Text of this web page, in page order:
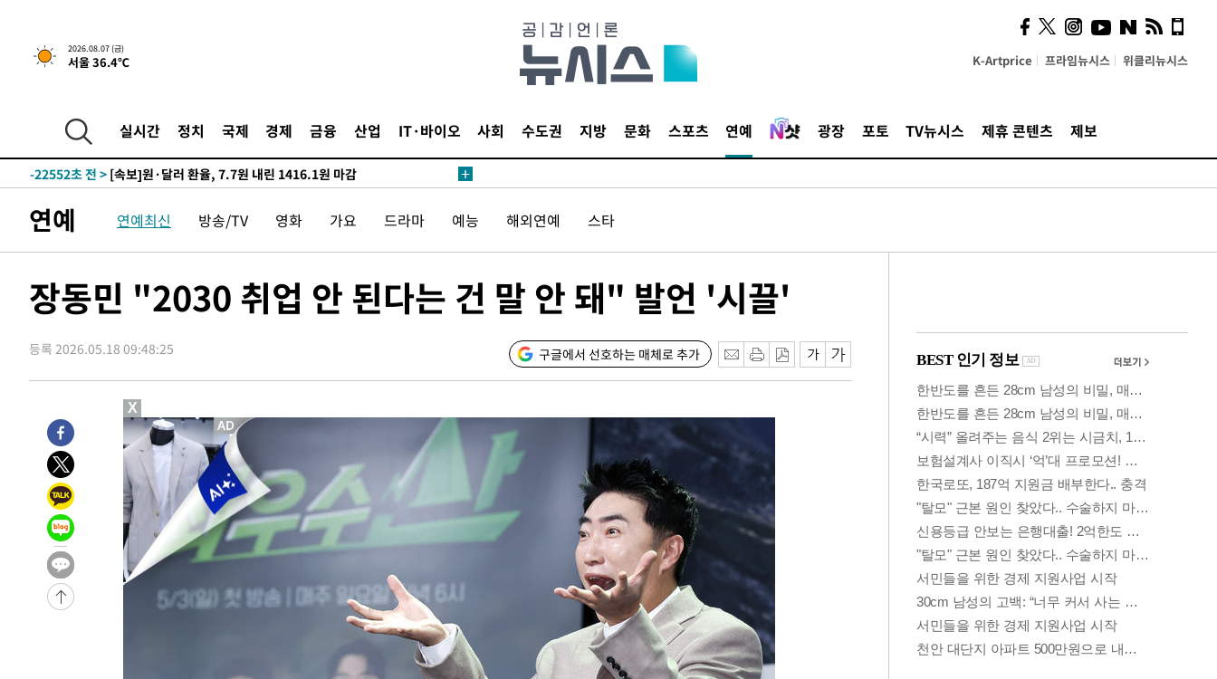
2026.08.07 (금)
서울 36.4℃ K-Artprice 프라임뉴시스 위클리뉴시스
실시간 정치 국제 경제 금융 산업 IT·바이오 사회 수도권 지방 문화 스포츠 연예 광장 포토 TV뉴시스 제휴 콘텐츠 제보
-26776초 전 >SK하이닉스, 용인·청주 팹에 54조 투자…"AI 메모리 수요 선제 대
응"
-23632초 전 >여자배구 이재영·이다영 자매, 아제르바이잔 투란VC 입단
-22619초 전 >
[속보]코스닥, 2.86포인트(0.36%) 내린 798.81마감
-22572초 전 >
-22552초 전 > [속보]원·달러 환율, 7.7원 내린 1416.1원 마감
-19531초 전 >
[속보]종합특검, '계엄 수용공간 확보' 신용해 前교정본부장 기소
-18404초 전 >외신들도 주목한 韓축구 파문…"국민적 공분에 수사 재개"
-17397초 전 >[속보]규제합리화위원회 부위원장에 김태유 서울대 공대 교수…이
-9080초 전 >[속보] 7월 중국 수출 23.9%↑ 수입 27.5%↑…무역총액 25.3%↑
-6240초 전 >[속보]'채상병 순직 책임' 임성근, 항소심도 징역 3년
[속보]종합특검, '관저이전 봐주기 감사' 유병호 구속기소
-2706초 전 >
민주 콩고 에볼라환자 4천명 돌파, 4053명 발생 1850명 사망
-30592초 전 >
"낮 기온 소폭 하락"…수도권 폭염중대경보, 폭염경보로 하향
-30556초 전 >
[속보]이 대통령, '호우피해' 안동·의성 관할 4개 면 특별재난지역
선포
-30519초 전 >
[단독]중수청 지원 검사들, 정원 초과 시 낮은 계급 임용…희망지 못
갈 수도
-28490초 전 >
낮 최고 37도 찜통더위…곳곳 소나기·강원 많은 비[내일날씨]
-26796초 전 >
SK하이닉스, 용인·청주 팹에 54조 투자…"AI 메모리 수요 선제 대
응"
-23652초 전 >
여자배구 이재영·이다영 자매, 아제르바이잔 투란VC 입단
-22905초 전 >
외국인 심판 성 접대 7경기 들여다보니…한국 축구 '5승 2무'
[속보]코스닥, 2.86포인트(0.36%) 내린 798.81마감
[속보]코스피, 6200선 약보합…0.60% 내린 6258.77에 마쳐
연예 연예최신 방송/TV 영화 가요 드라마 예능 해외연예 스타
장동민 "2030 취업 안 된다는 건 말 안 돼" 발언 '시끌'
등록 2026.05.18 09:48:25 구글에서 선호하는 매체로 추가
시, 스마트폰 액세서리에
NFC 더했다
X